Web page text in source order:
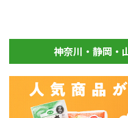
神奈川・静岡・